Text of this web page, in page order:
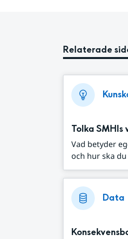
Relaterade
Tolka
Vad betyder
och hur ska
Data